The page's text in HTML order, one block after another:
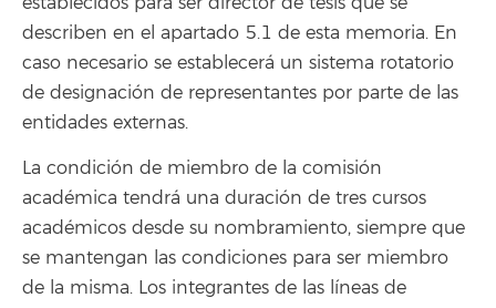
describen en el apartado 5.1 de esta memoria. En
caso necesario se establecerá un sistema rotatorio
de designación de representantes por parte de las
entidades externas.
La condición de miembro de la comisión
académica tendrá una duración de tres cursos
académicos desde su nombramiento, siempre que
se mantengan las condiciones para ser miembro
de la misma. Los integrantes de las líneas de